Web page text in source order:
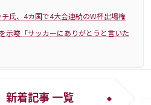
氏、4カ国で4大会連続のW杯出場権
示唆「サッカーにありがとうと言いた
新着記事 一覧